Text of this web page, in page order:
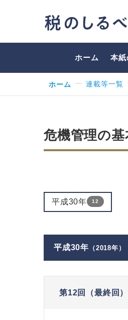
ホーム 本紙
ホーム 連載等一覧
危機管理の基
平成30年 12
平成30年 （2018年）
第12回（最終回